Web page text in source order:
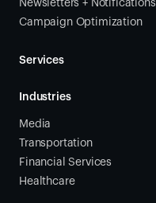
Newsletters + Notifications
Campaign Optimization
Services
Industries
Media
Transportation
Financial Services
Healthcare